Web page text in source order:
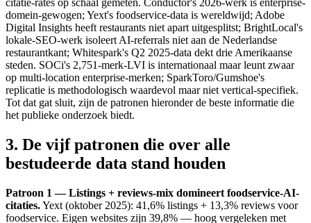
citatie-rates op schaal gemeten. Conductor's 2026-werk is enterprise-
domein-gewogen; Yext's foodservice-data is wereldwijd; Adobe
Digital Insights heeft restaurants niet apart uitgesplitst; BrightLocal's
lokale-SEO-werk isoleert AI-referrals niet aan de Nederlandse
restaurantkant; Whitespark's Q2 2025-data dekt drie Amerikaanse
steden. SOCi's 2,751-merk-LVI is internationaal maar leunt zwaar
op multi-location enterprise-merken; SparkToro/Gumshoe's
replicatie is methodologisch waardevol maar niet vertical-specifiek.
Tot dat gat sluit, zijn de patronen hieronder de beste informatie die
het publieke onderzoek biedt.
3. De vijf patronen die over alle
bestudeerde data stand houden
Patroon 1 — Listings + reviews-mix domineert foodservice-AI-
citaties.Yext (oktober 2025): 41,6% listings + 13,3% reviews voor
foodservice. Eigen websites zijn 39,8% — hoog vergeleken met